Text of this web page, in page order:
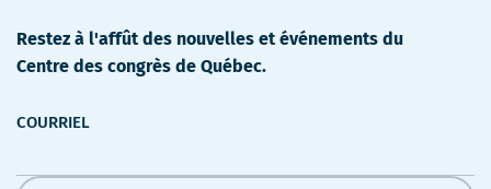
Restez à l'affût des nouvelles et événements du
Centre des congrès de Québec.
COURRIEL